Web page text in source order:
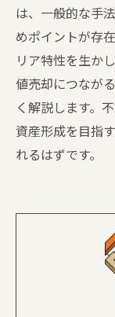
は、一般的な手
めポイントが存
リア特性を生か
値売却につなが
く解説します。
資産形成を目指
れるはずです。